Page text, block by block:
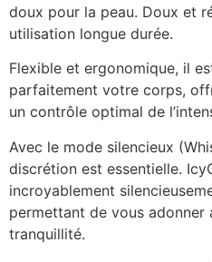
doux pour la peau. Doux et
utilisation longue durée.
Flexible et ergonomique, il
parfaitement votre corps,
un contrôle optimal de
Avec le mode silencieux
discrétion est essentielle.
incroyablement
permettant de vous adonner
tranquillité.